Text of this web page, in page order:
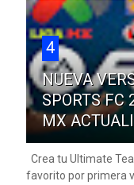
4
NUEVA
SPORTS FC
MX
Crea tu Ultimate
favorito por primera